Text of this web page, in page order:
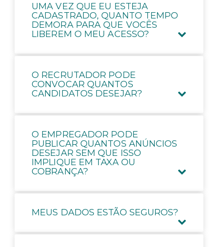
UMA VEZ QUE EU ESTEJA
CADASTRADO, QUANTO TEMPO
DEMORA PARA QUE VOCÊS
LIBEREM O MEU ACESSO?
O RECRUTADOR PODE
CONVOCAR QUANTOS
CANDIDATOS DESEJAR?
O EMPREGADOR PODE
PUBLICAR QUANTOS ANÚNCIOS
DESEJAR SEM QUE ISSO
IMPLIQUE EM TAXA OU
COBRANÇA?
MEUS DADOS ESTÃO SEGUROS?